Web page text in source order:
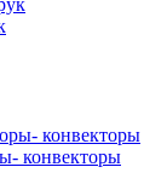
конвекторы